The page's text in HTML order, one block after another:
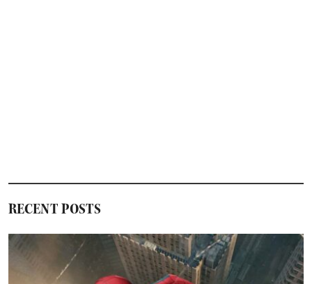
RECENT POSTS